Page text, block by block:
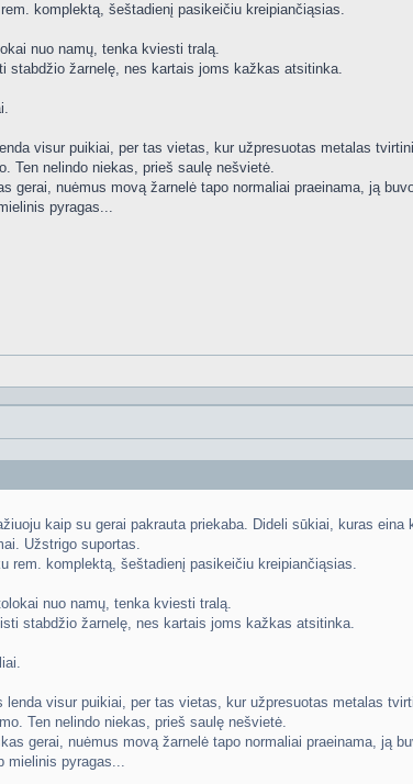
komplektą, šeštadienį pasikeičiu kreipiančiąsias.
nuo namų, tenka kviesti tralą.
stabdžio žarnelę, nes kartais joms kažkas atsitinka.
visur puikiai, per tas vietas, kur užpresuotas metalas
Ten nelindo niekas, prieš saulę nešvietė.
gerai, nuėmus movą žarnelė tapo normaliai praeinama, ją
pyragas...
kaip su gerai pakrauta priekaba. Dideli sūkiai, kuras eina
Užstrigo suportas.
rem. komplektą, šeštadienį pasikeičiu kreipiančiąsias.
nuo namų, tenka kviesti tralą.
stabdžio žarnelę, nes kartais joms kažkas atsitinka.
visur puikiai, per tas vietas, kur užpresuotas metalas
Ten nelindo niekas, prieš saulę nešvietė.
gerai, nuėmus movą žarnelė tapo normaliai praeinama, ją
mielinis pyragas...